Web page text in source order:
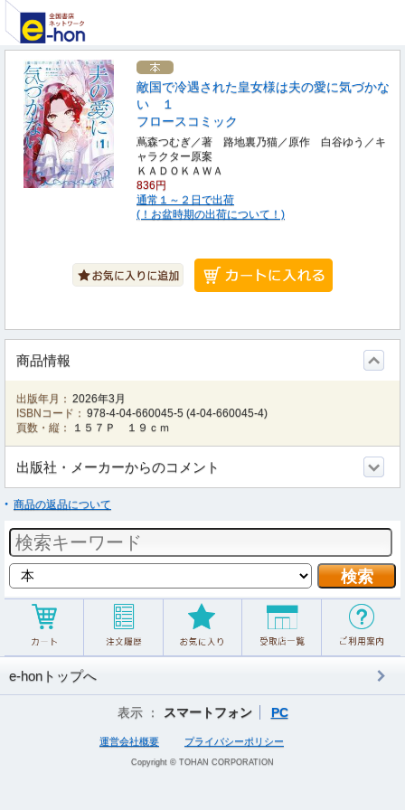
敵国で冷遇された皇女様は夫の愛に気づかな
い １
フロースコミック
蔦森つむぎ／著 路地裏乃猫／原作 白谷ゆう／キ
ャラクター原案
ＫＡＤＯＫＡＷＡ
836円
通常１～２日で出荷
(！お盆時期の出荷について！)
商品情報
出版年月： 2026年3月
ISBNコード： 978-4-04-660045-5 (4-04-660045-4)
頁数・縦：
１５７Ｐ １９ｃｍ
出版社・メーカーからのコメント
商品の返品について
e-honトップへ
表示 ： スマートフォン PC
運営会社概要 プライバシーポリシー
Copyright © TOHAN CORPORATION